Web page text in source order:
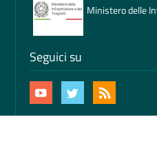
Ministero delle
Seguici su